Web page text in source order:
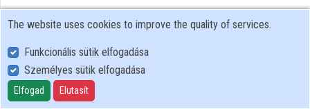
User Policy
Adatkezelési tájékoztató (en)
Cookie Policy
The website uses cookies to improve the quality of services.
Funkcionális sütik elfogadása
Személyes sütik elfogadása
Elfogad Elutasít